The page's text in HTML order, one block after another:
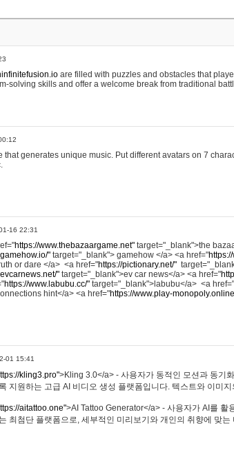
are filled with puzzles and obstacles that
solving skills and offer a welcome break from traditional
that generates unique music. Put different avatars on 7
16 22:31
https://www.thebazaargame.net" target="_blank">the
" target="_blank"> gamehow </a> <a href="
or dare </a> <a href="https://pictionary.net/"
" target="_blank">ev car news</a> <a href="
https://www.labubu.cc/" target="_blank">labubu</a> <a href="
hint</a> <a href="https://www.play-
01 15:41
kling3.pro">Kling 3.0</a> - 사용자가 동적인 모션과 동기
지원하는 고급 AI 비디오 생성 플랫폼입니다. 텍스트와 이미
aitattoo.one">AI Tattoo Generator</a> - 사용자가 AI를
최첨단 플랫폼으로, 세부적인 미리보기와 개인의 취향에 맞